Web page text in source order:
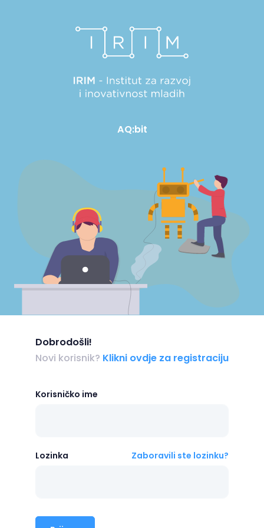
AQ:bit
Dobrodošli!
Novi korisnik? Klikni ovdje za registraciju
Korisničko ime
Lozinka Zaboravili ste lozinku?